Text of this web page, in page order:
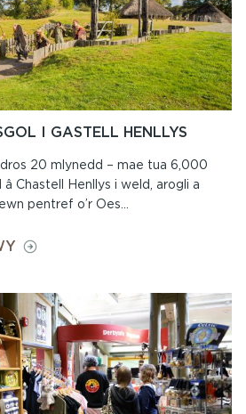
I GASTELL HENLLYS
20 mlynedd – mae tua 6,000
Chastell Henllys i weld, arogli a
pentref o’r Oes...
ON
I
GASTELL
HENLLYS